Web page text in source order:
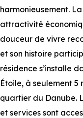
harmonieusement.
attractivité
douceur de vivre
et son histoire
résidence s’installe
Étoile, à seulement 5
quartier du Danube.
et services sont